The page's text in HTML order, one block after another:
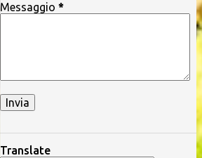
Messaggio *
Translate